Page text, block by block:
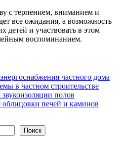
с терпением, вниманием и
все ожидания, а возможность
детей и участвовать в этом
воспоминанием.
частного дома
в частном строительстве
полов
печей и каминов
Поиск